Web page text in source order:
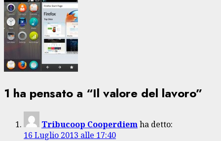
1 ha pensato a “Il valore del lavoro”
Tribucoop Cooperdiemha detto:
16 Luglio 2013 alle 17:40